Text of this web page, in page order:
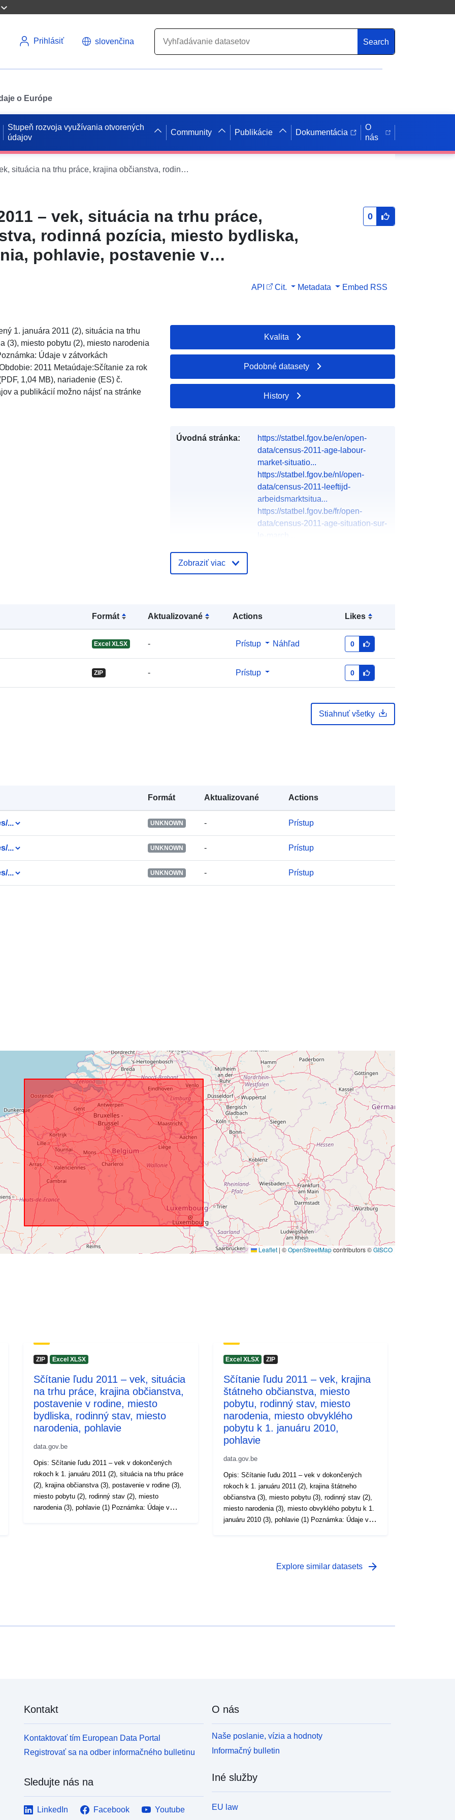
Prihlásiť slovenčina Search
o Európe
Stupeň rozvoja využívania otvorených
údajov
Community Publikácie Dokumentácia
O
nás
Sčítanie ľudu 2011 – vek, situácia na trhu práce, krajina občianstva, rodinná pozícia, miesto bydliska, miesto narodenia, pohlavie, postavenie v zamestnaní
– vek, situácia na trhu práce,
rodinná pozícia, miesto bydliska,
pohlavie, postavenie v
0
API Cit. Metadata Embed RSS
1. januára 2011 (2), situácia na trhu
(3), miesto pobytu (2), miesto narodenia
Údaje v zátvorkách
2011 Metaúdaje:Sčítanie za rok
1,04 MB), nariadenie (ES) č.
a publikácií možno nájsť na stránke
Formát Aktualizované Actions Likes
Excel XLSX - Prístup Náhľad 0
ZIP - Prístup 0
Stiahnuť všetky
Formát Aktualizované Actions
... UNKNOWN - Prístup
... UNKNOWN - Prístup
... UNKNOWN - Prístup
Leaflet | ©OpenStreetMapcontributors ©GISCO
Kvalita
Podobné datasety
History
Úvodná stránka:
https://statbel.fgov.be/en/open-
data/census-2011-age-labour-
market-situatio...
https://statbel.fgov.be/nl/open-
data/census-2011-leeftijd-
arbeidsmarktsitua...
https://statbel.fgov.be/fr/open-
data/census-2011-age-situation-sur-
Jazyky:
Statistics Belgium)
mailto:statbel@economie.fgov.be
Domovská stránka:
https://statbel.fgov.be/
Statistics Belgium)
https://statbel.fgov.be/en
Katalógový
Pridané k údajom.europa.eu:
Aktualizované na základe údajov.europa.eu:
01 January 2011
- 31 December 2011
01 January 2011
-
31 December 2011
Zobraziť viac
ZIP Excel XLSX
Sčítanie ľudu 2011 – vek, situácia
na trhu práce, krajina občianstva,
postavenie v rodine, miesto
bydliska, rodinný stav, miesto
narodenia, pohlavie
data.gov.be
Opis: Sčítanie ľudu 2011 – vek v dokončených
rokoch k 1. januáru 2011 (2), situácia na trhu práce
(2), krajina občianstva (3), postavenie v rodine (3),
miesto pobytu (2), rodinný stav (2), miesto
narodenia (3), pohlavie (1) Poznámka: Údaje v
Excel XLSX ZIP
Sčítanie ľudu 2011 – vek, krajina
štátneho občianstva, miesto
pobytu, rodinný stav, miesto
narodenia, miesto obvyklého
pobytu k 1. januáru 2010,
pohlavie
data.gov.be
Opis: Sčítanie ľudu 2011 – vek v dokončených
rokoch k 1. januáru 2011 (2), krajina štátneho
občianstva (3), miesto pobytu (3), rodinný stav (2),
miesto narodenia (3), miesto obvyklého pobytu k 1.
januáru 2010 (3), pohlavie (1) Poznámka: Údaje v
519/2010 (PDF, 1,04 MB), nariadenie (ES) č.
Explore similar datasets arrow_forward
Kontakt
Kontaktovať tím European Data Portal
Registrovať sa na odber informačného bulletinu
Sledujte nás na
LinkedIn Facebook
Youtube
O nás
Naše poslanie, vízia a hodnoty
Informačný bulletin
Iné služby
EU law